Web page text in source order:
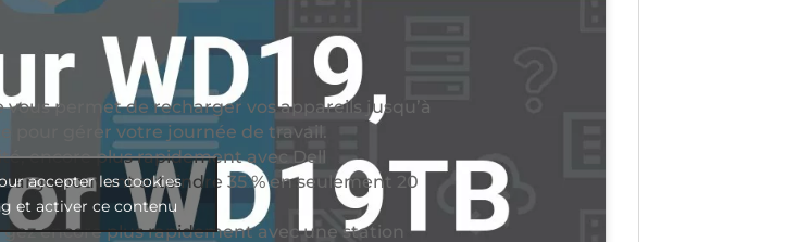
permet de recharger vos appareils jusqu’à
pour gérer votre journée de travail.
encore plus rapidement avec Dell
pouvant atteindre 35 % en seulement 20
encore plus rapidement avec une station
accepter les cookies
et activer ce contenu